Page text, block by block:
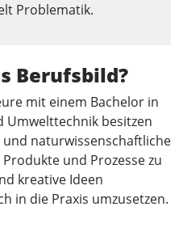
Problematik.
Berufsbild?
mit einem Bachelor in
Umwelttechnik besitzen
naturwissenschaftliche
und Prozesse zu
kreative Ideen
in die Praxis umzusetzen.